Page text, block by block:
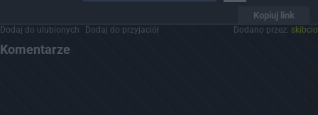
Kopiuj link
Dodaj do ulubionych Dodaj do przyjaciół Dodano przez: skibcio
Komentarze